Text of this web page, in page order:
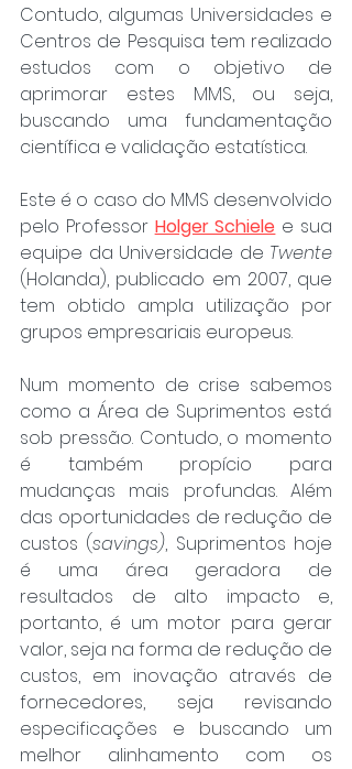
Contudo, algumas Universidades e
Centros de Pesquisa tem realizado
estudos com o objetivo de
aprimorar estes MMS, ou seja,
buscando uma fundamentação
científica e validação estatística.
Este é o caso do MMS desenvolvido
pelo Professor Holger Schiele e sua
equipe da Universidade de Twente
(Holanda), publicado em 2007, que
tem obtido ampla utilização por
grupos empresariais europeus.
Num momento de crise sabemos
como a Área de Suprimentos está
sob pressão. Contudo, o momento
é também propício para
mudanças mais profundas. Além
das oportunidades de redução de
custos (savings), Suprimentos hoje
é uma área geradora de
resultados de alto impacto e,
portanto, é um motor para gerar
valor, seja na forma de redução de
custos, em inovação através de
fornecedores, seja revisando
especificações e buscando um
melhor alinhamento com os